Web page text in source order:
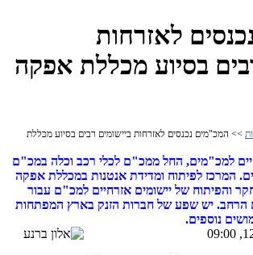
לאזרחות
בסיוע מכללת אפקה
>> המכ"מים נכנסים לאזרחות ביישומים רבים בסיוע מכללת
למכ"מים, החל ממכ"ם לכלי רכב וכלה במכ"ם
המרכז לפיתוח ומדידת אנטנות במכללת אפקה
והפיתוח של יישומים אזרחיים למכ"ם עבור
הרחב. יש שפע של חברות הזנק בארץ המפתחות
נוספים.